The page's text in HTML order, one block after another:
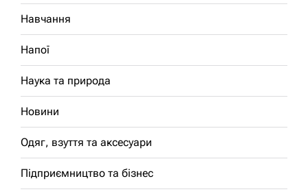
Навчання
Напої
Наука та природа
Новини
Одяг, взуття та аксесуари
Підприємництво та бізнес